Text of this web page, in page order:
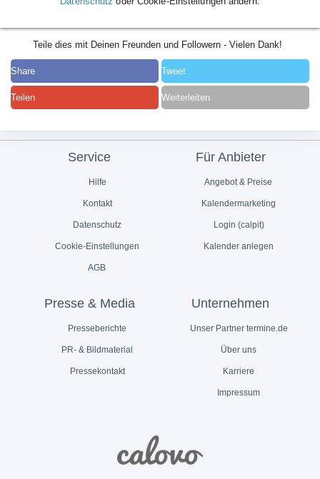
Teile dies mit Deinen Freunden und Followern - Vielen Dank!
Share Tweet
Teilen Weiterleiten
Service
Hilfe
Kontakt
Datenschutz
Cookie-Einstellungen
AGB
Für Anbieter
Angebot & Preise
Kalendermarketing
Login (calpit)
Kalender anlegen
Presse & Media
Presseberichte
PR- & Bildmaterial
Pressekontakt
Unternehmen
Unser Partner termine.de
Über uns
Karriere
Impressum